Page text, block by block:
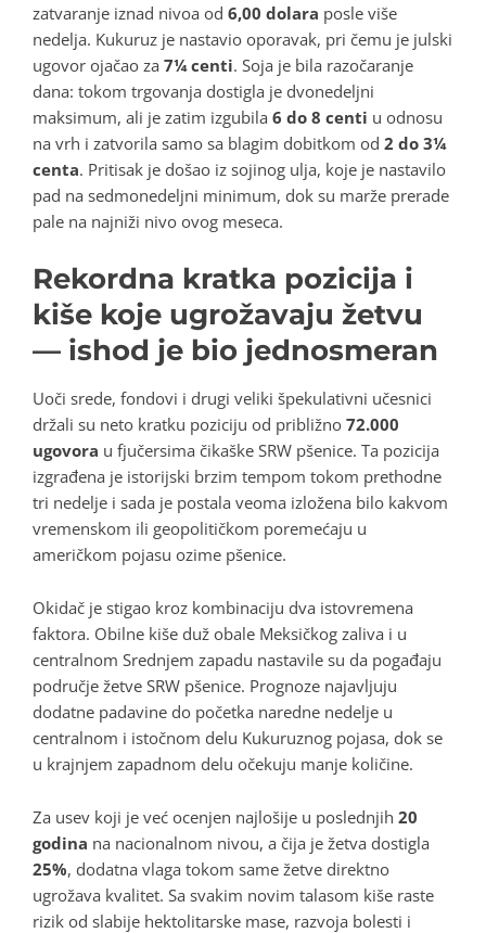
zatvaranje iznad nivoa od 6,00 dolara posle više
nedelja. Kukuruz je nastavio oporavak, pri čemu je julski
ugovor ojačao za 7¼ centi. Soja je bila razočaranje
dana: tokom trgovanja dostigla je dvonedeljni
maksimum, ali je zatim izgubila 6 do 8 centi u odnosu
na vrh i zatvorila samo sa blagim dobitkom od 2 do 3¼
centa. Pritisak je došao iz sojinog ulja, koje je nastavilo
pad na sedmonedeljni minimum, dok su marže prerade
pale na najniži nivo ovog meseca.
Rekordna kratka pozicija i
kiše koje ugrožavaju žetvu
— ishod je bio jednosmeran
Uoči srede, fondovi i drugi veliki špekulativni učesnici
držali su neto kratku poziciju od približno 72.000
ugovora u fjučersima čikaške SRW pšenice. Ta pozicija
izgrađena je istorijski brzim tempom tokom prethodne
tri nedelje i sada je postala veoma izložena bilo kakvom
vremenskom ili geopolitičkom poremećaju u
američkom pojasu ozime pšenice.
Okidač je stigao kroz kombinaciju dva istovremena
faktora. Obilne kiše duž obale Meksičkog zaliva i u
centralnom Srednjem zapadu nastavile su da pogađaju
područje žetve SRW pšenice. Prognoze najavljuju
dodatne padavine do početka naredne nedelje u
centralnom i istočnom delu Kukuruznog pojasa, dok se
u krajnjem zapadnom delu očekuju manje količine.
Za usev koji je već ocenjen najlošije u poslednjih 20
godina na nacionalnom nivou, a čija je žetva dostigla
25%, dodatna vlaga tokom same žetve direktno
ugrožava kvalitet. Sa svakim novim talasom kiše raste
rizik od slabije hektolitarske mase, razvoja bolesti i